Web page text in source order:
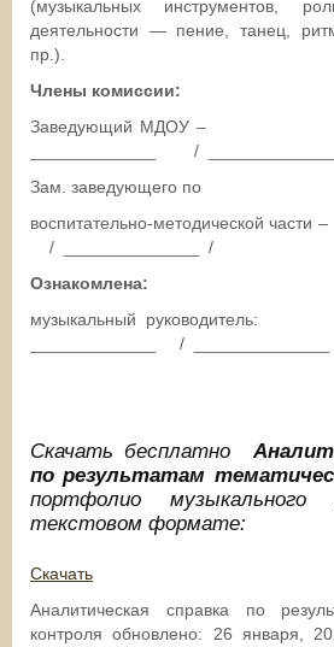
(музыкальных инструментов,
деятельности — пение, танец,
пр.).
Члены комиссии:
Заведующий
_____________ /
Зам. заведующего по
воспитательно-методической
/ ______________ /
Ознакомлена:
музыкальный
_____________ /
Скачать бесплатно
по результатам
портфолио музыкального
текстовом формате:
Скачать
Аналитическая справка по
контроля обновлено: 26 января,